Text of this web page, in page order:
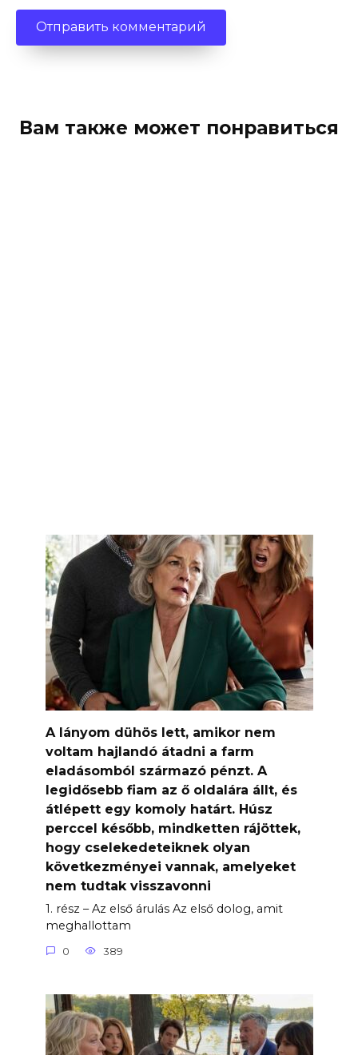
Вам также может понравиться
A lányom dühös lett, amikor nem
voltam hajlandó átadni a farm
eladásomból származó pénzt. A
legidősebb fiam az ő oldalára állt, és
átlépett egy komoly határt. Húsz
perccel később, mindketten rájöttek,
hogy cselekedeteiknek olyan
következményei vannak, amelyeket
nem tudtak visszavonni
1. rész – Az első árulás Az első dolog, amit
meghallottam
0 389